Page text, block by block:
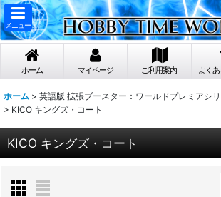
メニュー
ホーム マイページ ご利用案内 よく
ホーム > 英語版 拡張ブースター：ワールドプレミアシ
> KICO キングズ・コート
KICO キングズ・コート